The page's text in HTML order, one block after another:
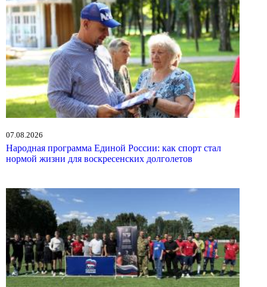
07.08.2026
Народная программа Единой России: как спорт стал
нормой жизни для воскресенских долголетов